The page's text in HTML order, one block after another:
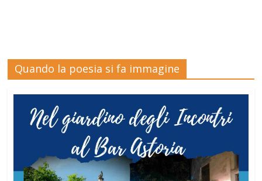
Quando la poesia si fa immagine